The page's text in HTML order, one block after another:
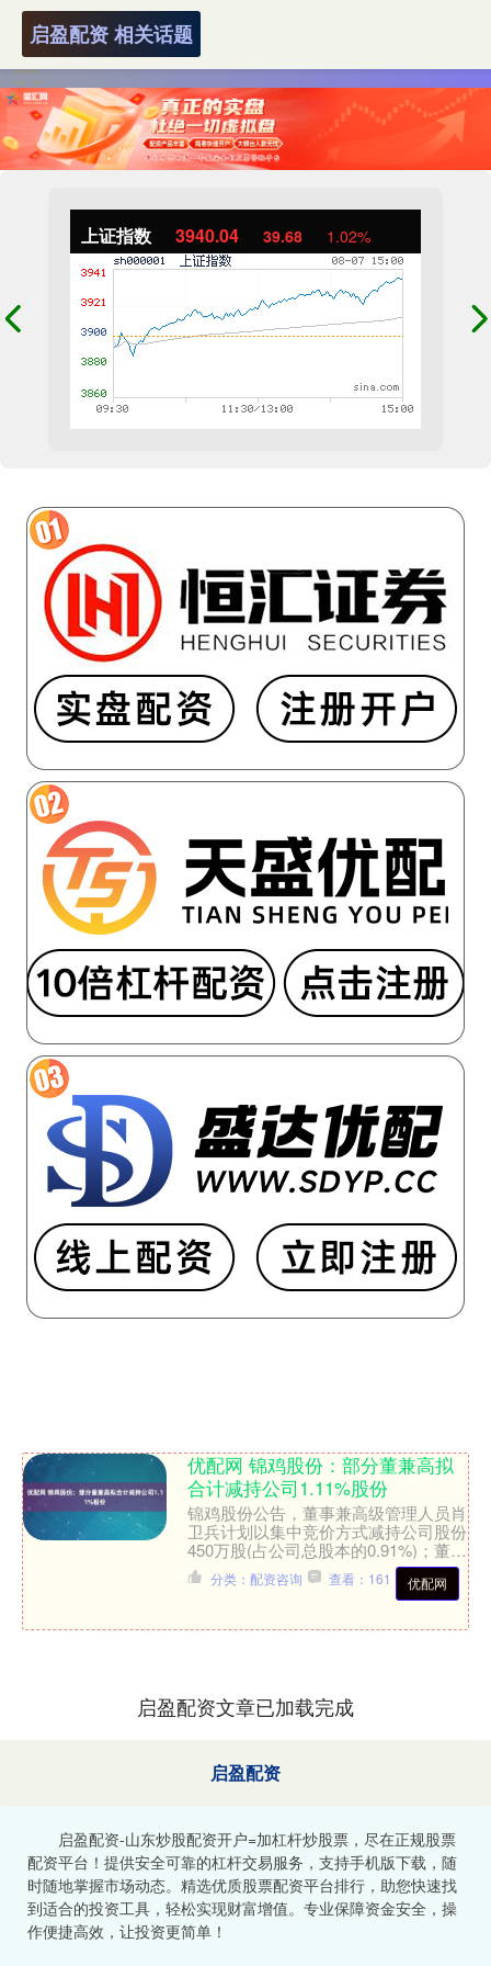
上证指数 3940.04 39.68 1.02%
启盈配资 相关话题
优配网 锦鸡股份：部分董兼高拟
合计减持公司1.11%股份
锦鸡股份公告，董事兼高级管理人员肖
卫兵计划以集中竞价方式减持公司股份
450万股(占公司总股本的0.91%)；董事
兼高级管理人员戴继群计划以集中竞价
方式减持公司股....
优配网
分类：配资咨询 查看：161
启盈配资文章已加载完成
启盈配资
启盈配资-山东炒股配资开户=加杠杆炒股票，尽在正规股票
配资平台！提供安全可靠的杠杆交易服务，支持手机版下载，随
时随地掌握市场动态。精选优质股票配资平台排行，助您快速找
到适合的投资工具，轻松实现财富增值。专业保障资金安全，操
作便捷高效，让投资更简单！